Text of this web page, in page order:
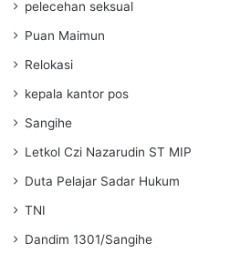
pelecehan seksual
Puan Maimun
Relokasi
kepala kantor pos
Sangihe
Letkol Czi Nazarudin ST MIP
Duta Pelajar Sadar Hukum
TNI
Dandim 1301/Sangihe